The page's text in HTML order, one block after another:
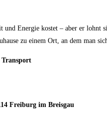
und Energie kostet – aber er lohnt
zu einem Ort, an dem man
Freiburg im Breisgau